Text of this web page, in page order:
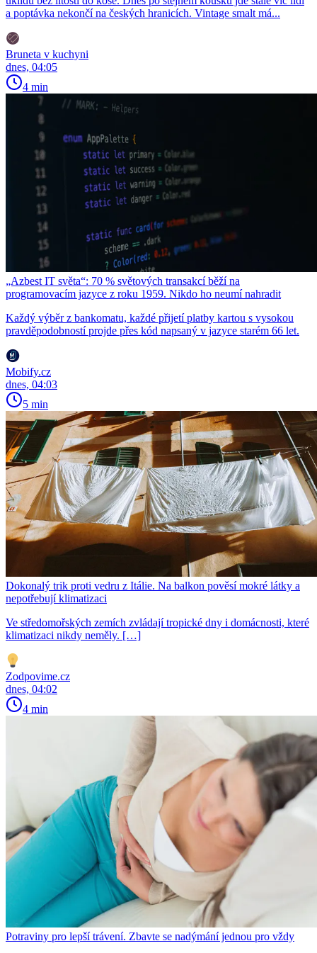
a poptávka nekončí na českých hranicích. Vintage smalt má...
Bruneta v kuchyni
dnes, 04:05
4 min
„Azbest IT světa“: 70 % světových transakcí běží na
programovacím jazyce z roku 1959. Nikdo ho neumí nahradit
Každý výběr z bankomatu, každé přijetí platby kartou s vysokou
pravděpodobností projde přes kód napsaný v jazyce starém 66 let.
Mobify.cz
dnes, 04:03
5 min
Dokonalý trik proti vedru z Itálie. Na balkon pověsí mokré látky a
nepotřebují klimatizaci
Ve středomořských zemích zvládají tropické dny i domácnosti, které
klimatizaci nikdy neměly. […]
Zodpovime.cz
dnes, 04:02
4 min
Potraviny pro lepší trávení. Zbavte se nadýmání jednou pro vždy